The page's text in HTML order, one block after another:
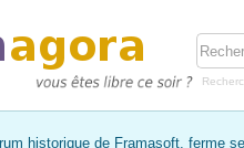
historique de Framasoft, ferme